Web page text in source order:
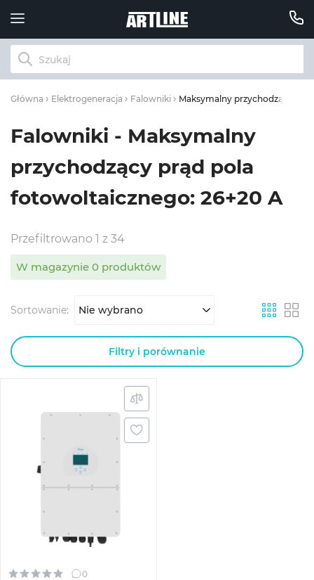
Główna Elektrogeneracja Falowniki Maksymalny przychodzący
Falowniki - Maksymalny
przychodzący prąd pola
fotowoltaicznego: 26+20 A
Przefiltrowano 1 z 34
W magazynie 0 produktów
Sortowanie: Nie wybrano
Filtry i porównanie
0